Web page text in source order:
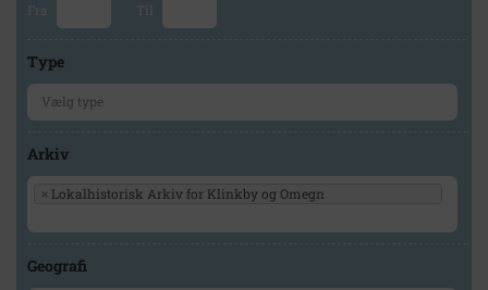
Fra Til
Type
Arkiv
× Lokalhistorisk Arkiv for Klinkby og Omegn
Geografi